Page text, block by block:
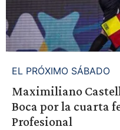
EL PRÓXIMO SÁBADO
Maximiliano
Boca por la cuarta
Profesional